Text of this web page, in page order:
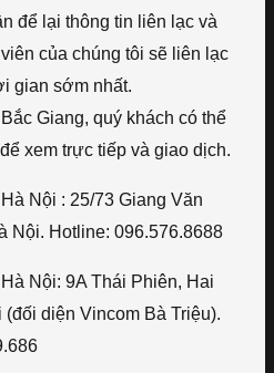
để lại thông tin liên lạc và
của chúng tôi sẽ liên lạc
gian sớm nhất.
Giang, quý khách có thể
xem trực tiếp và giao dịch.
Nội : 25/73 Giang Văn
Nội. Hotline: 096.576.8688
Nội: 9A Thái Phiên, Hai
(đối diện Vincom Bà Triệu).